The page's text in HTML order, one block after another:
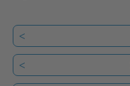
<
<